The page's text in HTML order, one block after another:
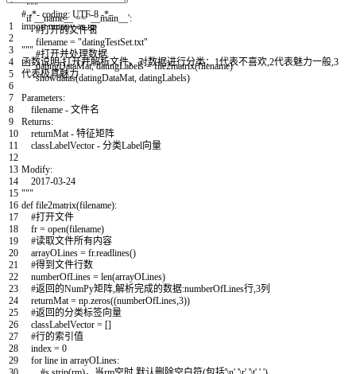
"""
if __name__ == '__main__':
#打开的文件名
filename = "datingTestSet.txt"
#打开并处理数据
datingDataMat, datingLabels = file2matrix(filename)
showdatas(datingDataMat, datingLabels)
1
2
3
4
5
6
7
8
9
10
11
12
13
14
15
16
17
18
19
20
21
22
23
24
25
26
27
28
29
# -*- coding: UTF-8 -*-
import numpyas np
"""
函数说明:打开并解析文件，对数据进行分类：1代表不喜欢,2代表魅力一般,3
代表极具魅力
Parameters:
filename - 文件名
Returns:
returnMat - 特征矩阵
classLabelVector - 分类Label向量
Modify:
2017-03-24
"""
def file2matrix(filename):
#打开文件
fr = open(filename)
#读取文件所有内容
arrayOLines = fr.readlines()
#得到文件行数
numberOfLines = len(arrayOLines)
#返回的NumPy矩阵,解析完成的数据:numberOfLines行,3列
returnMat = np zeros((numberOfLines 3))
#返回的分类标签向量
classLabelVector = []
#行的索引值
index = 0
for line in arrayOLines: